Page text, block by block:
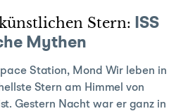
Stern: ISS
Mythen
Station, Mond Wir leben in
Stern am Himmel von
Gestern Nacht war er ganz in